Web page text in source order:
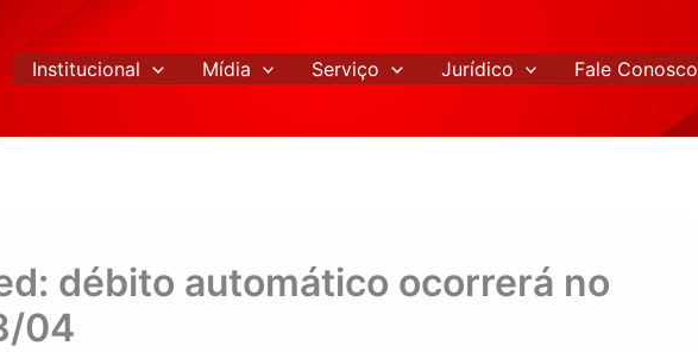
Institucional Mídia Serviço Jurídico Fale Conosco
débito automático ocorrerá no
04